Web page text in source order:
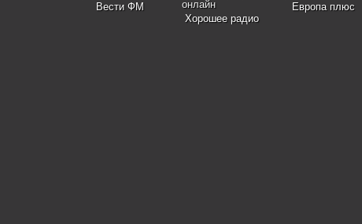
Вести ФМ
Хорошее радио
Европа плюс